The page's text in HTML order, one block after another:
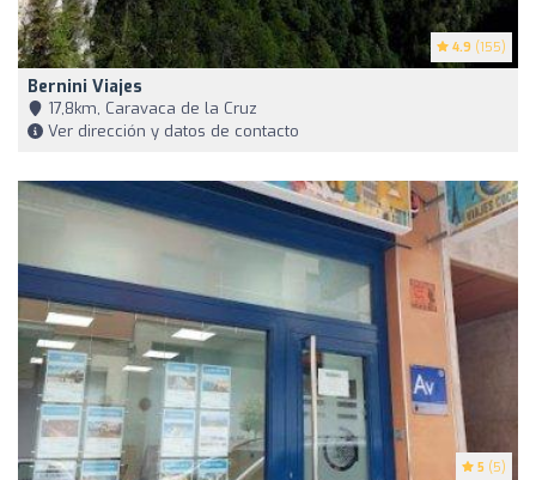
4.9 (155)
Bernini Viajes
17,8km, Caravaca de la Cruz
Ver dirección y datos de contacto
5 (5)